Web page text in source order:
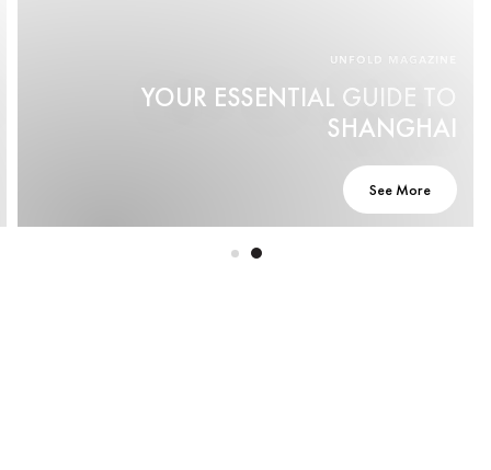
UNFOLD MAGAZINE
YOUR ESSENTIAL GUIDE TO
SHANGHAI
See More